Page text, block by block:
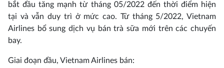
bắt đầu tăng mạnh từ tháng 05/2022 đến thời điểm hiện
tại và vẫn duy trì ở mức cao. Từ tháng 5/2022, Vietnam
Airlines bổ sung dịch vụ bán trà sữa mới trên các chuyến
bay.
Giai đoạn đầu, Vietnam Airlines bán: